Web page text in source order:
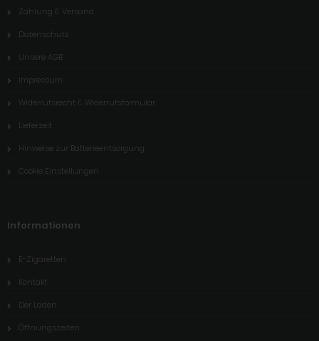
Zahlung & Versand
Datenschutz
Unsere AGB
Impressum
Widerrufsrecht & Widerrufsformular
Lieferzeit
Hinweise zur Batterieentsorgung
Cookie Einstellungen
Informationen
E-Zigaretten
Kontakt
Der Laden
Öffnungszeiten